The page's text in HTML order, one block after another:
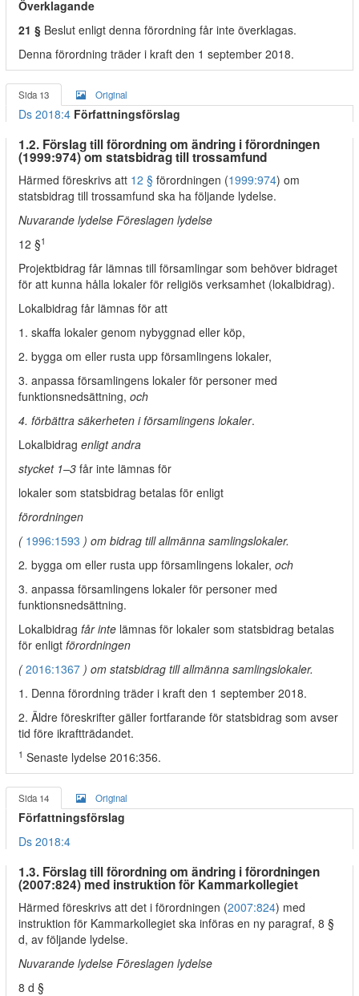
Överklagande
21 § Beslut enligt denna förordning får inte överklagas.
Denna förordning träder i kraft den 1 september 2018.
Sida 13 Original
Ds 2018:4 Författningsförslag
1.2. Förslag till förordning om ändring i förordningen
(1999:974) om statsbidrag till trossamfund
Härmed föreskrivs att 12 § förordningen (1999:974) om
statsbidrag till trossamfund ska ha följande lydelse.
Nuvarande lydelse Föreslagen lydelse
12 §1
Projektbidrag får lämnas till församlingar som behöver bidraget
för att kunna hålla lokaler för religiös verksamhet (lokalbidrag).
Lokalbidrag får lämnas för att
1. skaffa lokaler genom nybyggnad eller köp,
2. bygga om eller rusta upp församlingens lokaler,
3. anpassa församlingens lokaler för personer med
funktionsnedsättning, och
4. förbättra säkerheten i församlingens lokaler.
Lokalbidrag enligt andra
stycket 1–3 får inte lämnas för
lokaler som statsbidrag betalas för enligt
förordningen
( 1996:1593 ) om bidrag till allmänna samlingslokaler.
2. bygga om eller rusta upp församlingens lokaler, och
3. anpassa församlingens lokaler för personer med
funktionsnedsättning.
Lokalbidrag får inte lämnas för lokaler som statsbidrag betalas
för enligt förordningen
( 2016:1367 ) om statsbidrag till allmänna samlingslokaler.
1. Denna förordning träder i kraft den 1 september 2018.
2. Äldre föreskrifter gäller fortfarande för statsbidrag som avser
tid före ikraftträdandet.
1 Senaste lydelse 2016:356.
Sida 14 Original
Författningsförslag
Ds 2018:4
1.3. Förslag till förordning om ändring i förordningen
(2007:824) med instruktion för Kammarkollegiet
Härmed föreskrivs att det i förordningen (2007:824) med
instruktion för Kammarkollegiet ska införas en ny paragraf, 8 §
d, av följande lydelse.
Nuvarande lydelse Föreslagen lydelse
8 d §